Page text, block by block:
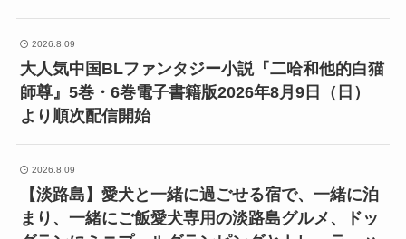
2026.8.09
大人気中国BLファンタジー小説『二哈和他的白猫
師尊』5巻・6巻電子書籍版2026年8月9日（日）
より順次配信開始
2026.8.09
【淡路島】愛犬と一緒に過ごせる宿で、一緒に泊
まり、一緒にご飯愛犬専用の淡路島グルメ、ドッ